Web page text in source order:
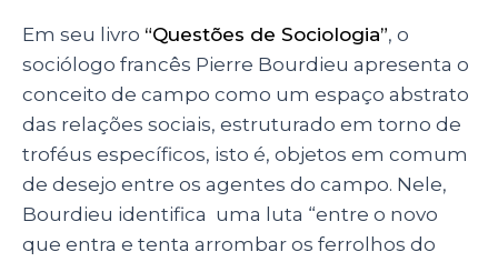
Em seu livro “Questões de Sociologia”, o
sociólogo francês Pierre Bourdieu apresenta o
conceito de campo como um espaço abstrato
das relações sociais, estruturado em torno de
troféus específicos, isto é, objetos em comum
de desejo entre os agentes do campo. Nele,
Bourdieu identifica uma luta “entre o novo
que entra e tenta arrombar os ferrolhos do